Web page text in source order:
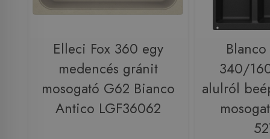
Elleci Fox 360 egy
medencés gránit
mosogató G62 Bianco
Antico LGF36062
340/
alulról